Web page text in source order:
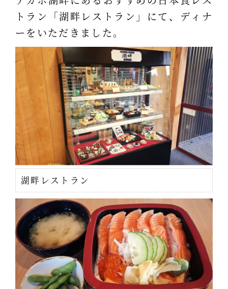
トラン「湖畔レストラン」にて、ディナ
ーをいただきました。
湖畔レストラン